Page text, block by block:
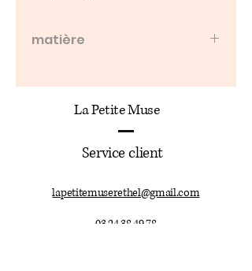
matière
La Petite Muse
Service client
lapetitemuserethel@gmail.com
03.24.38.49.78